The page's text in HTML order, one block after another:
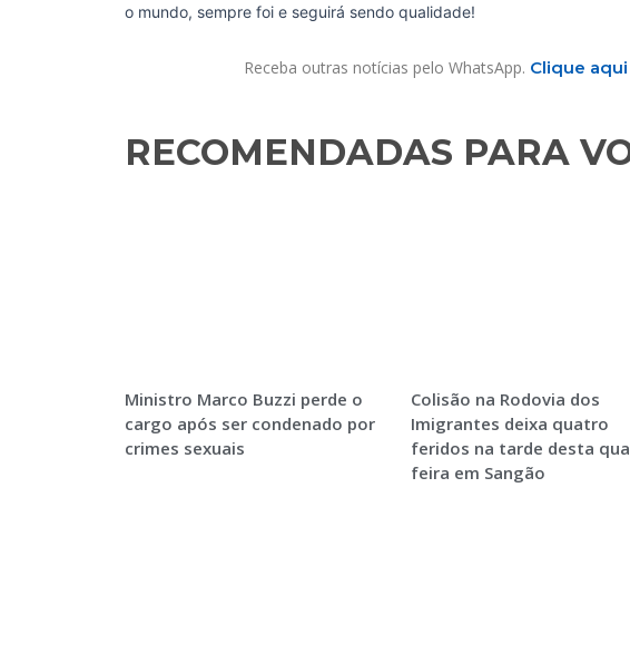
o mundo, sempre foi e seguirá sendo qualidade!
Receba outras notícias pelo WhatsApp. Clique aqui
RECOMENDADAS PARA
Ministro Marco Buzzi perde o
cargo após ser condenado por
crimes sexuais
Colisão na Rodovia dos
Imigrantes deixa quatro
feridos na tarde desta
feira em Sangão